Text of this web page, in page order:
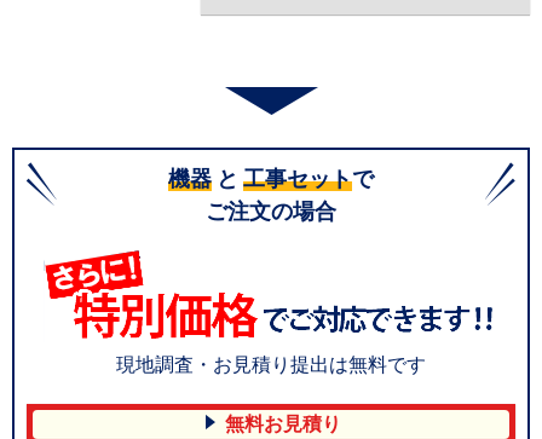
機器 と 工事セットで
ご注文の場合
現地調査・お見積り提出は無料です
無料お見積り